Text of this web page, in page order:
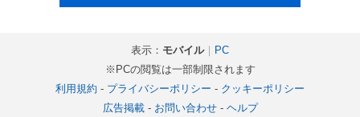
表示： モバイル｜ PC
※PCの閲覧は一部制限されます
利用規約 - プライバシーポリシー - クッキーポリシー
広告掲載- お問い合わせ- ヘルプ